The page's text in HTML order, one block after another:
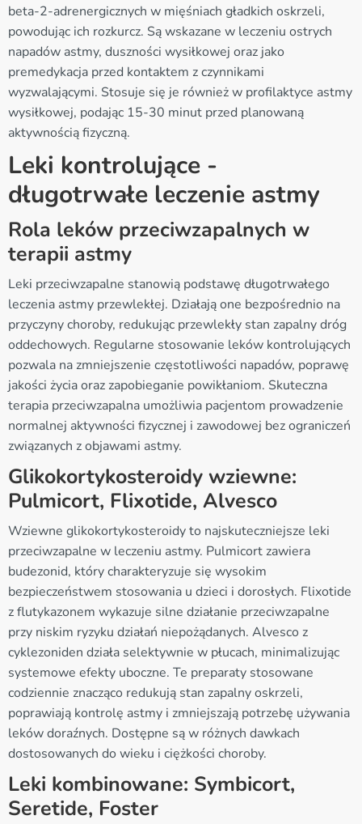
beta-2-adrenergicznych w mięśniach gładkich oskrzeli,
powodując ich rozkurcz. Są wskazane w leczeniu ostrych
napadów astmy, duszności wysiłkowej oraz jako
premedykacja przed kontaktem z czynnikami
wyzwalającymi. Stosuje się je również w profilaktyce astmy
wysiłkowej, podając 15-30 minut przed planowaną
aktywnością fizyczną.
Leki kontrolujące -
długotrwałe leczenie astmy
Rola leków przeciwzapalnych w
terapii astmy
Leki przeciwzapalne stanowią podstawę długotrwałego
leczenia astmy przewlekłej. Działają one bezpośrednio na
przyczyny choroby, redukując przewlekły stan zapalny dróg
oddechowych. Regularne stosowanie leków kontrolujących
pozwala na zmniejszenie częstotliwości napadów, poprawę
jakości życia oraz zapobieganie powikłaniom. Skuteczna
terapia przeciwzapalna umożliwia pacjentom prowadzenie
normalnej aktywności fizycznej i zawodowej bez ograniczeń
związanych z objawami astmy.
Glikokortykosteroidy wziewne:
Pulmicort, Flixotide, Alvesco
Wziewne glikokortykosteroidy to najskuteczniejsze leki
przeciwzapalne w leczeniu astmy. Pulmicort zawiera
budezonid, który charakteryzuje się wysokim
bezpieczeństwem stosowania u dzieci i dorosłych. Flixotide
z flutykazonem wykazuje silne działanie przeciwzapalne
przy niskim ryzyku działań niepożądanych. Alvesco z
cyklezoniden działa selektywnie w płucach, minimalizując
systemowe efekty uboczne. Te preparaty stosowane
codziennie znacząco redukują stan zapalny oskrzeli,
poprawiają kontrolę astmy i zmniejszają potrzebę używania
leków doraźnych. Dostępne są w różnych dawkach
dostosowanych do wieku i ciężkości choroby.
Leki kombinowane: Symbicort,
Seretide, Foster